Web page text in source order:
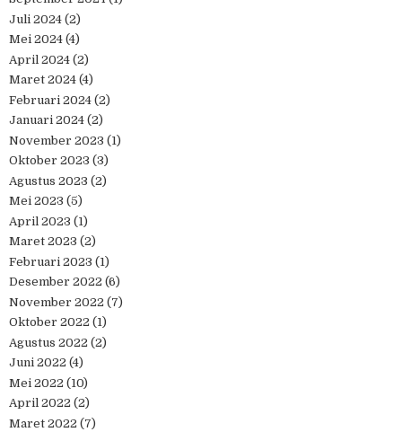
Juli 2024 (2)
Mei 2024 (4)
April 2024 (2)
Maret 2024 (4)
Februari 2024 (2)
Januari 2024 (2)
November 2023 (1)
Oktober 2023 (3)
Agustus 2023 (2)
Mei 2023 (5)
April 2023 (1)
Maret 2023 (2)
Februari 2023 (1)
Desember 2022 (6)
November 2022 (7)
Oktober 2022 (1)
Agustus 2022 (2)
Juni 2022 (4)
Mei 2022 (10)
April 2022 (2)
Maret 2022 (7)